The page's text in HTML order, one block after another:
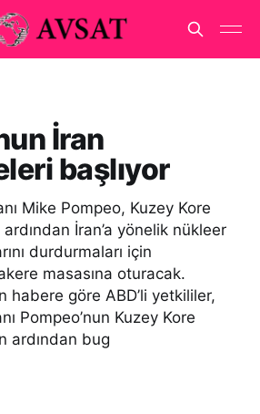
İran
başlıyor
Mike Pompeo, Kuzey Kore
İran’a yönelik nükleer
durdurmaları için
masasına oturacak.
habere göre ABD’li yetkililer,
Pompeo’nun Kuzey Kore
ardından bug